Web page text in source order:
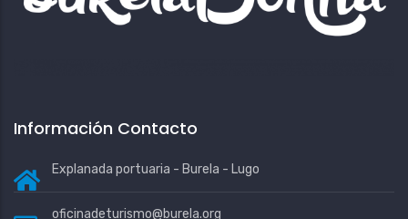
Información Contacto
Explanada portuaria - Burela - Lugo
oficinadeturismo@burela.org